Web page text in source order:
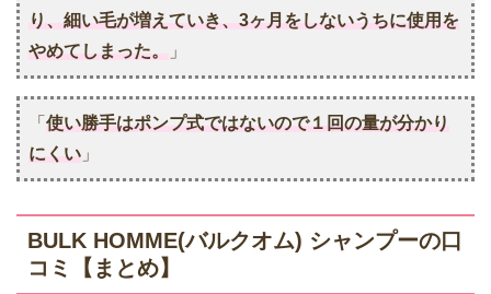
り、細い毛が増えていき、3ヶ月をしないうちに使用を
やめてしまった。
」
「 使い勝手はポンプ式ではないので１回の量が分かり
にくい 」
BULK HOMME(バルクオム) シャンプーの口
コミ【まとめ】